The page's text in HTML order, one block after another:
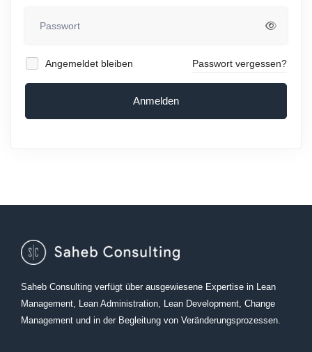
Angemeldet bleiben Passwort vergessen?
Anmelden
Saheb Consulting verfügt über ausgewiesene Expertise in Lean
Management, Lean Administration, Lean Development, Change
Management und in der Begleitung von Veränderungsprozessen.